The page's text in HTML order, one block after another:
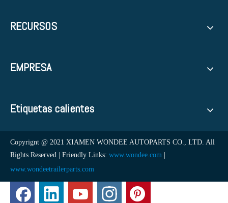
RECURSOS
EMPRESA
Etiquetas calientes
Copyrignt @ 2021 XIAMEN WONDEE AUTOPARTS CO., LTD. All
Rights Reserved | Friendly Links: www.wondee.com
www.wondeetrailerparts.com